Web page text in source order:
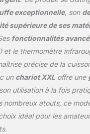
thermomètre
régulation de la
L'allumage piézo
confortable et sans
usure complète le
optimale.
portes battantes à
double paroi et le
couvercle en acier
inoxydable brossé.
surface de cuisson
préparation rapide,
vous donne
suffisamment
pour fournir à vos
des steaks, des
saucisses et des
exceptionnelle, son
supérieure de ses
fonctionnalités
et le thermomètre
précise de la
un chariot XXLoffre une
utilisation à la fois
nombreux atouts, ce
idéal pour les